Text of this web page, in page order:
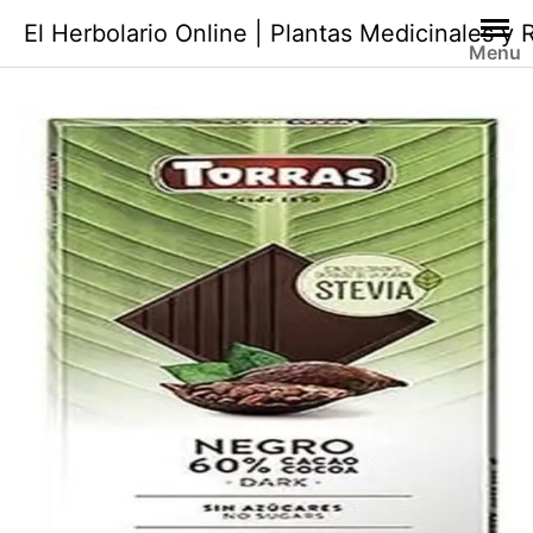
contenido
El Herbolario Online | Plantas Medicinales y
Menu